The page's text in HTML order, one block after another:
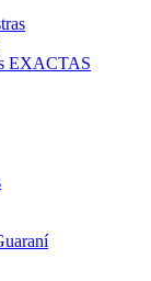
EXACTAS